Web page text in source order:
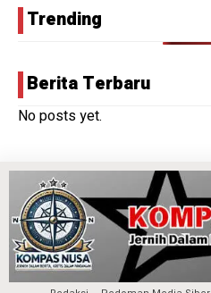
Trending
Berita Terbaru
No posts yet.